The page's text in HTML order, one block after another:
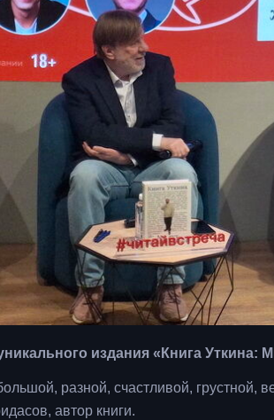
издания «Книга Уткина:
разной, счастливой, грустной,
автор книги.